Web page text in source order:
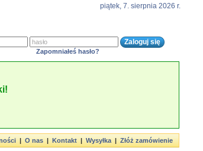
piątek, 7. sierpnia 2026 r.
Zapomniałeś hasło?
|O nas|Kontakt|Wysyłka|Złóż zamówienie